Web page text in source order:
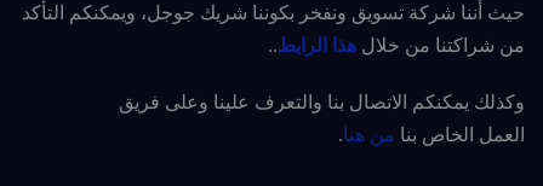
حيث أننا شركة تسويق ونفخر بكوننا شريك جوجل، ويمكنكم التأكد
من شراكتنا من خلال هذا الرابط..
وكذلك يمكنكم الاتصال بنا والتعرف علينا وعلى فريق
العمل الخاص بنا من هنا.